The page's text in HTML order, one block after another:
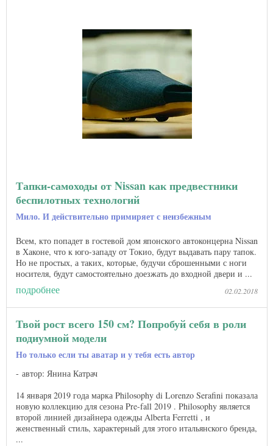
Тапки-самоходы от Nissan как предвестники
беспилотных технологий
Мило. И действительно примиряет с неизбежным
Всем, кто попадет в гостевой дом японского автоконцерна Nissan
в Хаконе, что к юго-западу от Токио, будут выдавать пару тапок.
Но не простых, а таких, которые, будучи сброшенными с ноги
носителя, будут самостоятельно доезжать до входной двери и ...
подробнее 02.02.2018
Твой рост всего 150 см? Попробуй себя в роли
подиумной модели
Но только если ты аватар и у тебя есть автор
автор: Янина Катрач
14 января 2019 года марка Philosophy di Lorenzo Serafini показала
новую коллекцию для сезона Pre-fall 2019 . Philosophy является
второй линией дизайнера одежды Alberta Ferretti , и
женственный стиль, характерный для этого итальянского бренда,
...